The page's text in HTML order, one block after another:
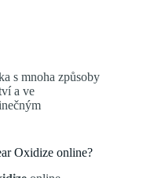
s mnoha způsoby
a ve
Oxidize online?